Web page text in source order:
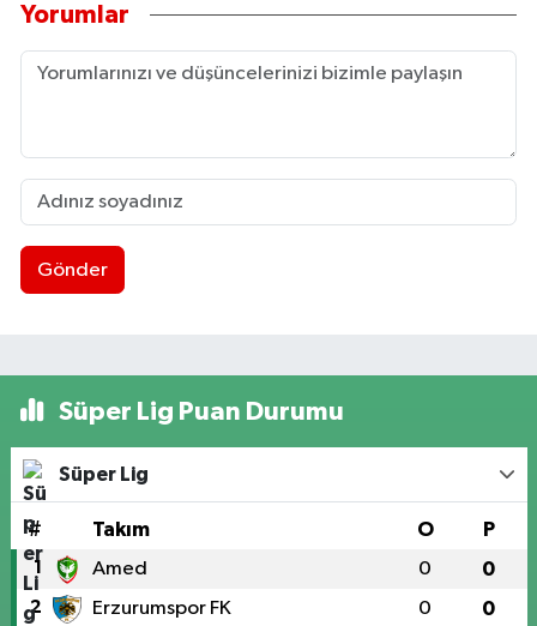
Yorumlar
Gönder
Süper Lig Puan Durumu
Süper Lig
# Takım O P
1 Amed 0 0
2 Erzurumspor FK 0 0